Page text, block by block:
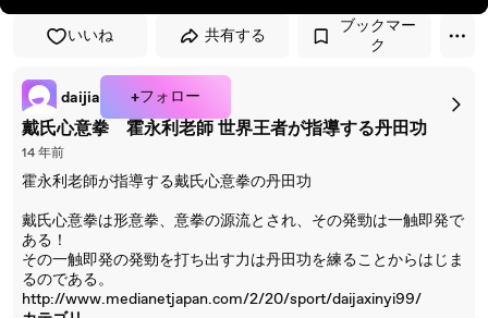
いいね 共有する
ブックマー
ク
daijia +フォロー
戴氏心意拳 霍永利老師 世界王者が指導する丹田功
14 年前
霍永利老師が指導する戴氏心意拳の丹田功
戴氏心意拳は形意拳、意拳の源流とされ、その発勁は一触即発で
ある！
その一触即発の発勁を打ち出す力は丹田功を練ることからはじま
るのである。
http://www.medianetjapan.com/2/20/sport/daijaxinyi99/